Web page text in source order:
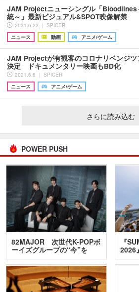
JAM Projectニューシングル「Bloodlines
統～」最新ビジュアル&SPOT映像解禁
2021.6.22 ｜ SPICER
ニュース
動画 アニメ/ゲーム
JAM Projectが有観客のコロナリベンジツ
決定 ドキュメンタリー映画もBD化
2021.6.8 ｜ SPICER
ニュース
アニメ/ゲーム
さらに読み込む
POWER PUSH
82MAJOR 次世代K-POPボ
ーイズグループの“今”を
訊…
『
2026